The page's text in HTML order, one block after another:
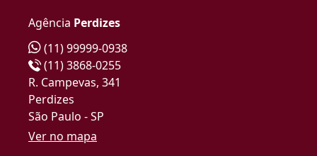
Agência Perdizes
(11) 99999-0938
(11) 3868-0255
R. Campevas, 341
Perdizes
São Paulo - SP
Ver no mapa